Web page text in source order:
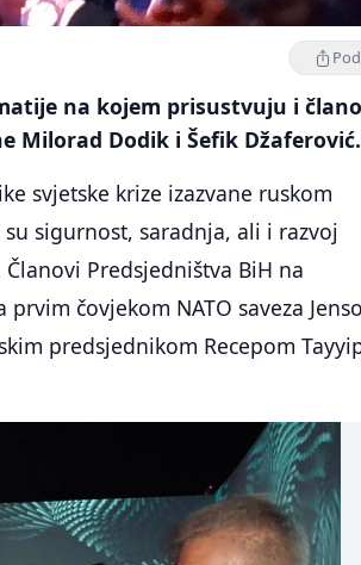
na kojem prisustvuju i
Milorad Dodik i Šefik Džaferović.
svjetske krize izazvane ruskom
sigurnost, saradnja, ali i razvoj
Predsjedništva BiH na
čovjekom NATO saveza
predsjednikom Recepom